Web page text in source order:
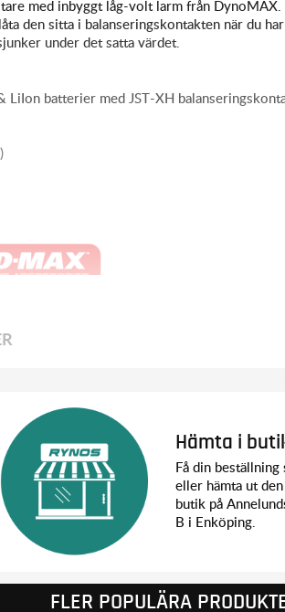
med inbyggt låg-volt larm från DynoMAX.
den sitta i balanseringskontakten när du
under det satta värdet.
LiIon batterier med JST-XH
Hämta i
Få din beställning
eller hämta ut
butik på
B i Enköping.
FLER POPULÄRA